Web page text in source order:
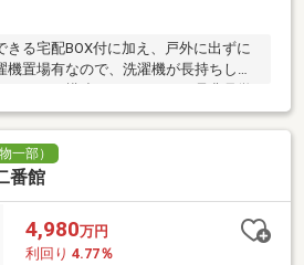
る宅配BOX付に加え、戸外に出ずに
置場有なので、洗濯機が長持ちしま
一部）
番館
4,980万円
利回り 4.77％